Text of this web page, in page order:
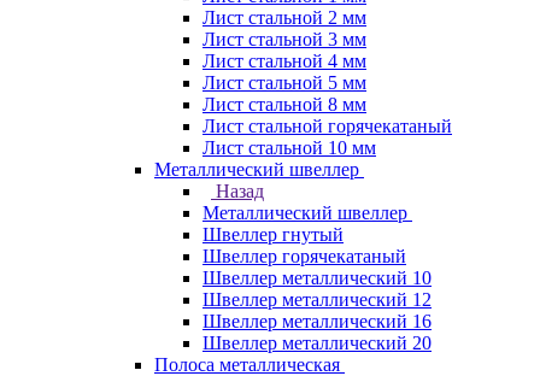
Лист стальной 2 мм
Лист стальной 3 мм
Лист стальной 4 мм
Лист стальной 5 мм
Лист стальной 8 мм
Лист стальной горячекатаный
Лист стальной 10 мм
Металлический швеллер
Назад
Металлический швеллер
Швеллер гнутый
Швеллер горячекатаный
Швеллер металлический 10
Швеллер металлический 12
Швеллер металлический 16
Швеллер металлический 20
Полоса металлическая